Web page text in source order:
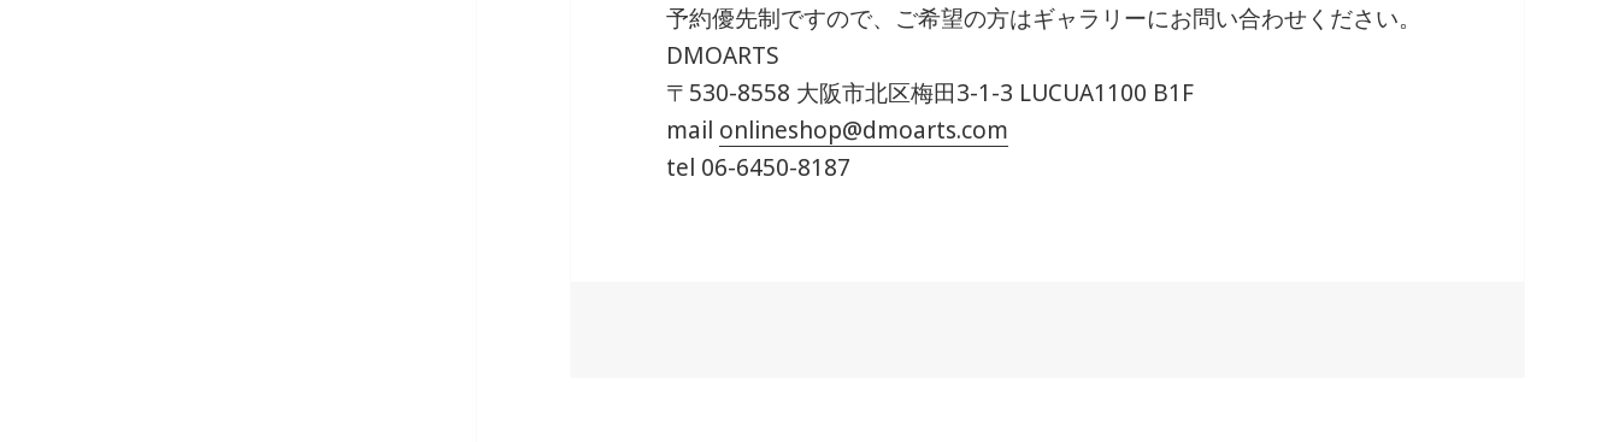
予約優先制ですので、ご希望の方はギャラリーにお問い合わせください。
DMOARTS
〒530-8558 大阪市北区梅田3-1-3 LUCUA1100 B1F
mail onlineshop@dmoarts.com
tel 06-6450-8187